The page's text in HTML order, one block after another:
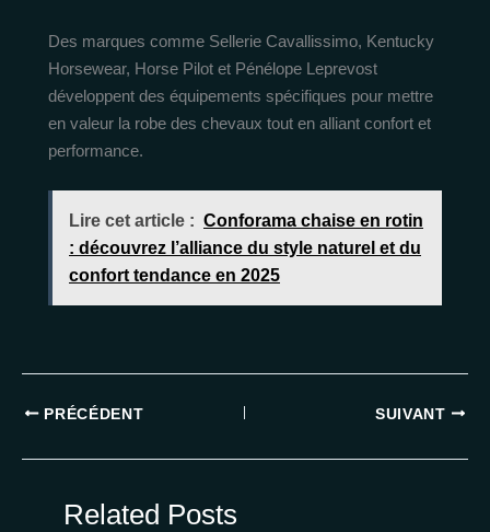
Des marques comme Sellerie Cavallissimo, Kentucky
Horsewear, Horse Pilot et Pénélope Leprevost
développent des équipements spécifiques pour mettre
en valeur la robe des chevaux tout en alliant confort et
performance.
Lire cet article : Conforama chaise en rotin
: découvrez l’alliance du style naturel et du
confort tendance en 2025
PRÉCÉDENT SUIVANT
Related Posts